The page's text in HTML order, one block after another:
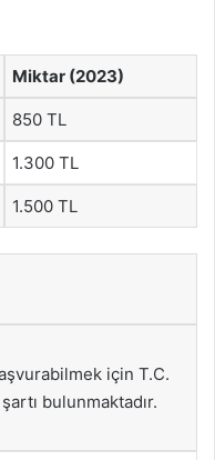
Miktar (2023)
850 TL
1.300 TL
1.500 TL
için T.C.
bulunmaktadır.